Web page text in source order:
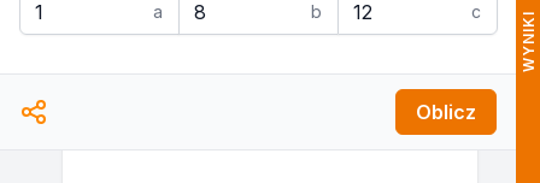
Widżet
a
b c
Oblicz
WYNIKI